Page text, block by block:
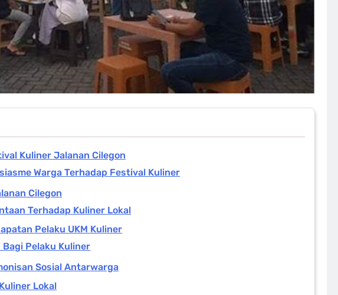
Kuliner Jalanan Cilegon
Warga Terhadap Festival Kuliner
Cilegon
Terhadap Kuliner Lokal
Pelaku UKM Kuliner
Bagi Pelaku Kuliner
Sosial Antarwarga
Lokal